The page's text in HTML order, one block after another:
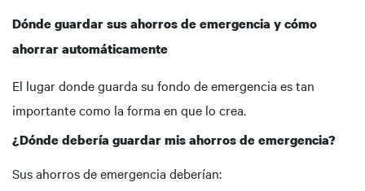
Dónde guardar sus ahorros de emergencia y cómo
ahorrar automáticamente
El lugar donde guarda su fondo de emergencia es tan
importante como la forma en que lo crea.
¿Dónde debería guardar mis ahorros de emergencia?
Sus ahorros de emergencia deberían: